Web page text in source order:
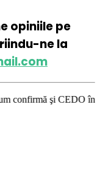
opiniile pe
ne la
în cazul